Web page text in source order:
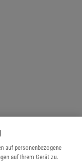
am Kiosk:
auf personenbezogene
auf Ihrem Gerät zu.